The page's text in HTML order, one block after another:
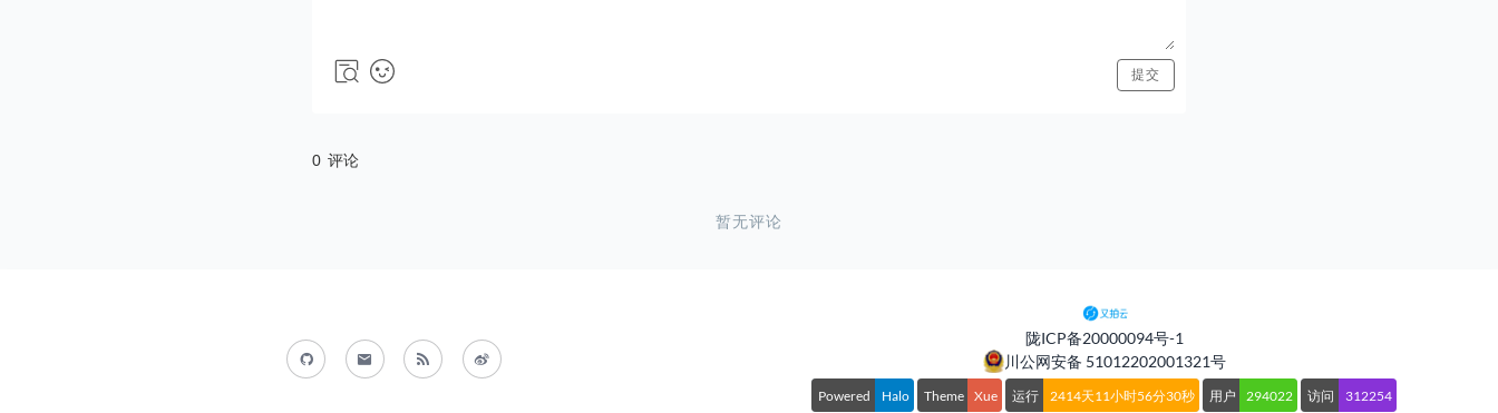
陇ICP备20000094号-1
川公网安备 51012202001321号
Powered Halo Theme Xue 运行 2414天11小时56分31秒 用户 294022 访问 312254